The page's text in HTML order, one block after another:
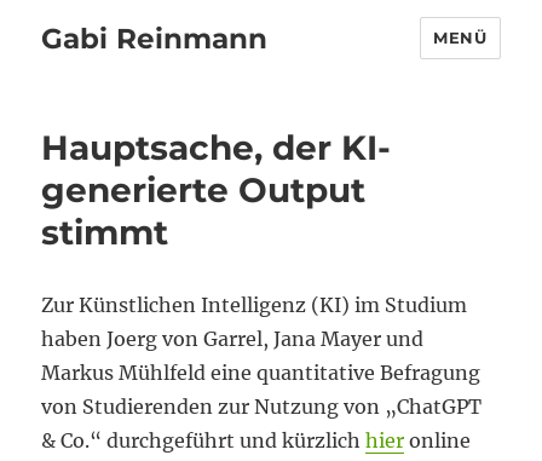
Gabi Reinmann MENÜ
Hauptsache, der KI-
generierte Output
stimmt
Zur Künstlichen Intelligenz (KI) im Studium
haben Joerg von Garrel, Jana Mayer und
Markus Mühlfeld eine quantitative Befragung
von Studierenden zur Nutzung von „ChatGPT
& Co.“ durchgeführt und kürzlichhier online